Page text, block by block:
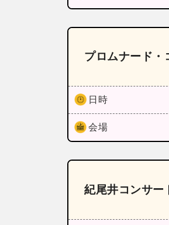
プロムナード・
日時
会場
紀尾井コンサー